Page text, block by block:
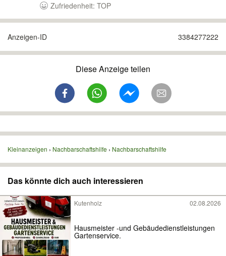
Zufriedenheit: TOP
Anzeigen-ID 3384277222
Diese Anzeige teilen
Kleinanzeigen Nachbarschaftshilfe Nachbarschaftshilfe
Das könnte dich auch interessieren
Kutenholz 02.08.2026
Hausmeister -und Gebäudedienstleistungen
Gartenservice.